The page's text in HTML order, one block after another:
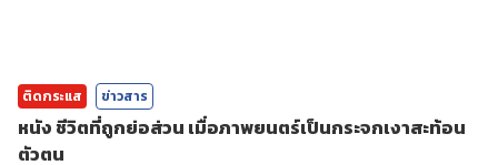
ติดกระแส ข่าวสาร
หนัง ชีวิตที่ถูกย่อส่วน เมื่อภาพยนตร์เป็นกระจกเงาสะท้อน
ตัวตน